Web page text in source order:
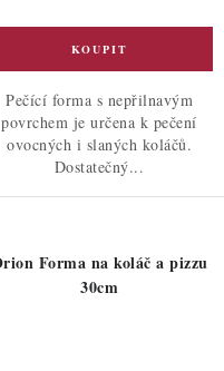
Pečící forma s nepřilnavým
povrchem je určena k pečení
ovocných i slaných koláčů.
Dostatečný...
Forma na koláč a pizzu
30cm